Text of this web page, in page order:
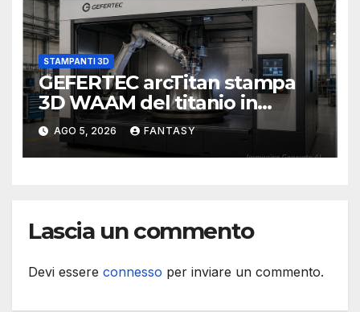
STAMPANTI 3D
GEFERTEC arcTitan stampa
3D WAAM del titanio in
camera inerte
AGO 5, 2026 FANTASY
Lascia un commento
Devi essere connesso per inviare un commento.